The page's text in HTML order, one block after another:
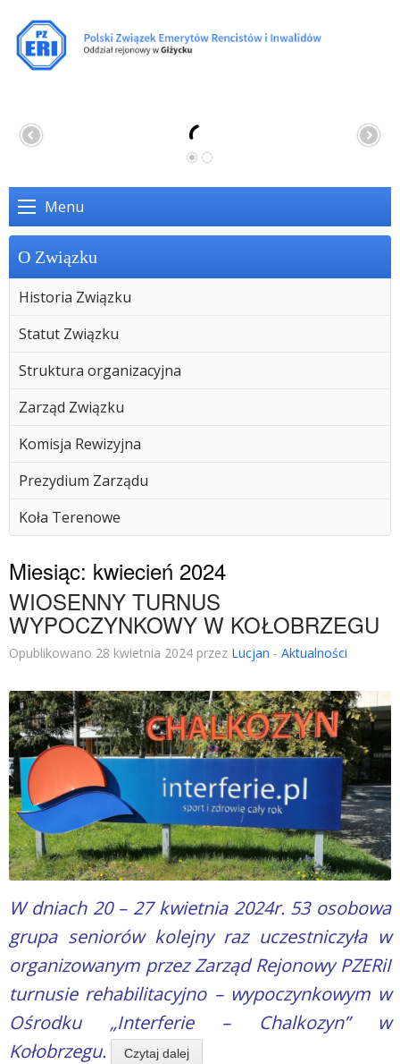
Menu
O Związku
Historia Związku
Statut Związku
Struktura organizacyjna
Zarząd Związku
Komisja Rewizyjna
Prezydium Zarządu
Koła Terenowe
Miesiąc: kwiecień 2024
WIOSENNY TURNUS
WYPOCZYNKOWY W KOŁOBRZEGU
Opublikowano 28 kwietnia 2024 przez Lucjan - Aktualności
W dniach 20 – 27 kwietnia 2024r. 53 osobowa
grupa seniorów kolejny raz uczestniczyła w
organizowanym przez Zarząd Rejonowy PZERiI
turnusie rehabilitacyjno – wypoczynkowym w
Ośrodku „Interferie – Chalkozyn” w
Kołobrzegu.
Czytaj dalej